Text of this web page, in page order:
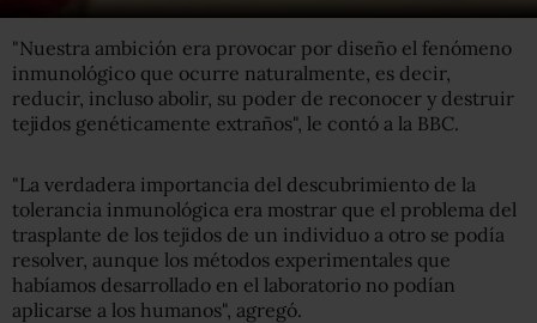
"Nuestra ambición era provocar por diseño el fenómeno
inmunológico que ocurre naturalmente, es decir,
reducir, incluso abolir, su poder de reconocer y destruir
tejidos genéticamente extraños", le contó a la BBC.
"La verdadera importancia del descubrimiento de la
tolerancia inmunológica era mostrar que el problema del
trasplante de los tejidos de un individuo a otro se podía
resolver, aunque los métodos experimentales que
habíamos desarrollado en el laboratorio no podían
aplicarse a los humanos", agregó.